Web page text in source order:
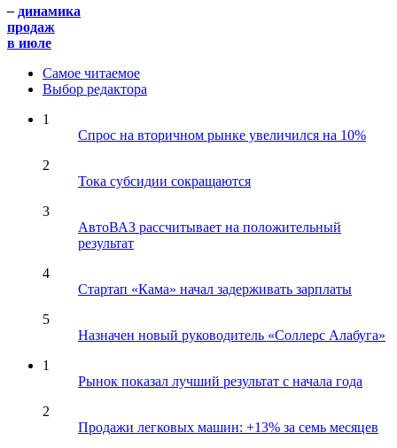
– динамика
продаж
в июле
Самое читаемое
Выбор редактора
1
Спрос на вторичном рынке увеличился на 10%
2
Тока субсидии сокращаются
3
АвтоВАЗ рассчитывает на положительный
результат
4
Стартап «Кама» начал задерживать зарплаты
5
Назначен новый руководитель «Соллерс Алабуга»
1
Рынок показал лучший результат с начала года
2
Продажи легковых машин: +13% за семь месяцев